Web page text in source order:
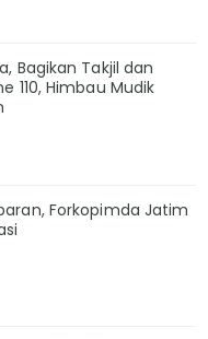
Bagikan Takjil dan
110, Himbau Mudik
Forkopimda Jatim